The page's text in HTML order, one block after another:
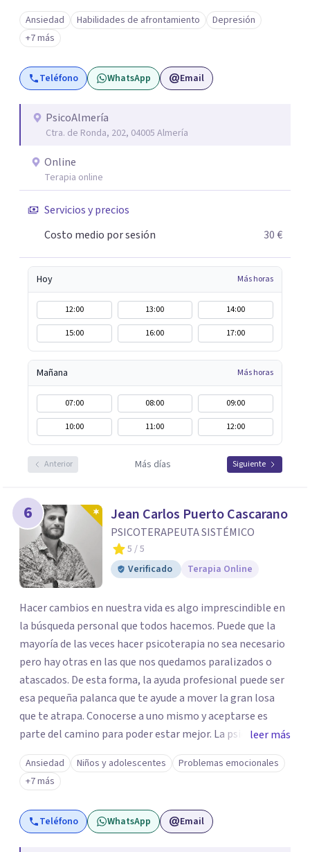
habilidades y desarrollo personal. ¡Tus objetivos son los
míos y juntos los alcanzaremos!. Mi objetivo principal es
que consigas el bienestar y equilibrio que buscas, siendo
consciente de que cada persona es diferente y por ello
inicialmente realizaremos una adecuada evaluación para
personalizado. Utilizo diferentes técnicas psicológicas
aunque mi especialidad es la hipnosis clínica, como
eficacia, reduciendo el tiempo de tratamiento y
consiguiendo cambios positivos desde la primera sesión.
¿Tienes dudas de cómo enfocaré tu problema o situación?
momento de dar el paso a una nueva etapa en tu vida.
Ansiedad Habilidades de afrontamiento
Depresión
+7 más
Teléfono WhatsApp Email
PsicoAlmería
Ctra. de Ronda, 202, 04005 Almería
Online
Terapia online
Servicios y precios
Costo medio por sesión
30 €
Hoy Más horas
12:00 13:00
14:00
15:00
16:00 17:00
Mañana Más horas
07:00 08:00
09:00
10:00
11:00 12:00
Anterior Más días Siguiente
6 Jean Carlos Puerto Cascarano
PSICOTERAPEUTA SISTÉMICO
5 / 5
Verificado
Terapia Online
Hacer cambios en nuestra vida es algo imprescindible en
la búsqueda personal que todos hacemos. Puede que la
mayoría de las veces hacer psicoterapia no sea necesario
pero hay otras en las que nos quedamos paralizados o
atascados. De esta forma, la ayuda profesional puede ser
esa pequeña palanca que te ayude a mover la gran losa
que te atrapa. Conocerse a uno mismo y aceptarse es
parte del camino para poder estar mejor. La psicoterapia
es una forma de colaboración en donde diálogo, además
de la confianza y el apoyo, es el camino para poder
identificar qué es lo que sucede, qué sentido tiene y cuales
son los pasos para el cambio. Además, creo que los
verdaderos cambios tienen que partir de uno mismo y mi
leer más
Ansiedad Niños y adolescentes
Problemas emocionales
+7 más
Teléfono WhatsApp Email